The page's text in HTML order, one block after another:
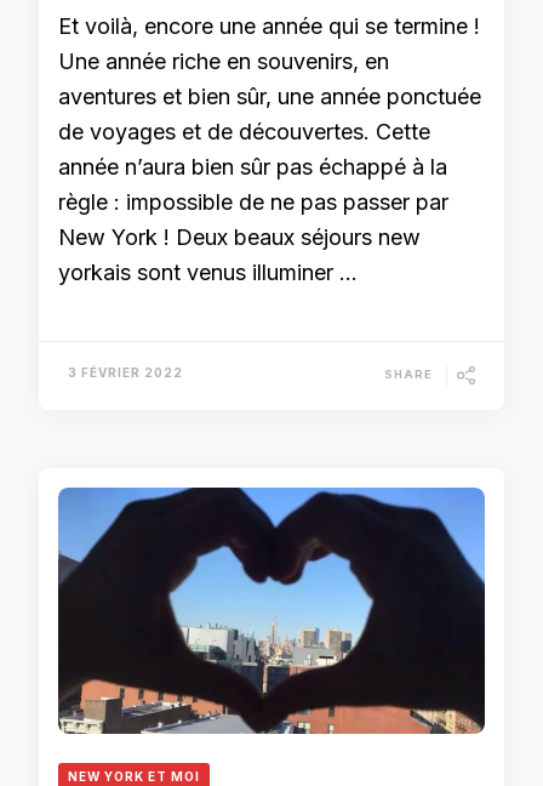
Et voilà, encore une année qui se termine !
Une année riche en souvenirs, en
aventures et bien sûr, une année ponctuée
de voyages et de découvertes. Cette
année n’aura bien sûr pas échappé à la
règle : impossible de ne pas passer par
New York ! Deux beaux séjours new
yorkais sont venus illuminer …
3 FÉVRIER 2022 SHARE
NEW YORK ET MOI